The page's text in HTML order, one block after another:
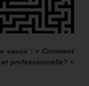
savoir : « Comment
professionnelle? »